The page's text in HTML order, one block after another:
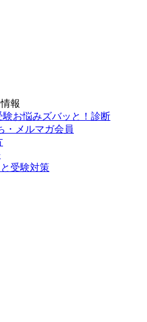
報
験お悩みズバッと！診断
・メルマガ会員
受験対策